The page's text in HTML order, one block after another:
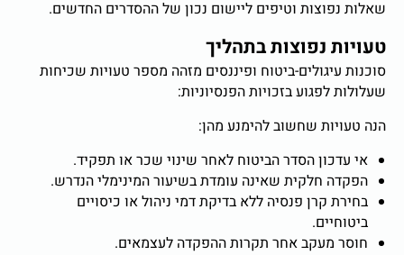
שאלות נפוצות וטיפים ליישום נכון של ההסדרים החדשים.
טעויות נפוצות בתהליך
סוכנות עיגולים-ביטוח ופיננסים מזהה מספר טעויות שכיחות
שעלולות לפגוע בזכויות הפנסיוניות:
הנה טעויות שחשוב להימנע מהן:
אי עדכון הסדר הביטוח לאחר שינוי שכר או תפקיד.
הפקדה חלקית שאינה עומדת בשיעור המינימלי הנדרש.
בחירת קרן פנסיה ללא בדיקת דמי ניהול או כיסויים
ביטוחיים.
חוסר מעקב אחר תקרות ההפקדה לעצמאים.